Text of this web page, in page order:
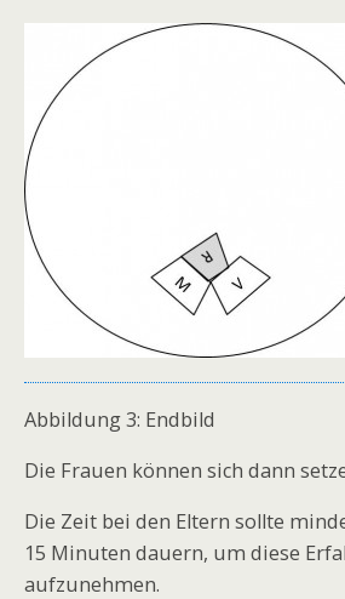
Abbildung 3: Endbild
Die Frauen können sich dann
Die Zeit bei den Eltern sollte
15 Minuten dauern, um diese
aufzunehmen.